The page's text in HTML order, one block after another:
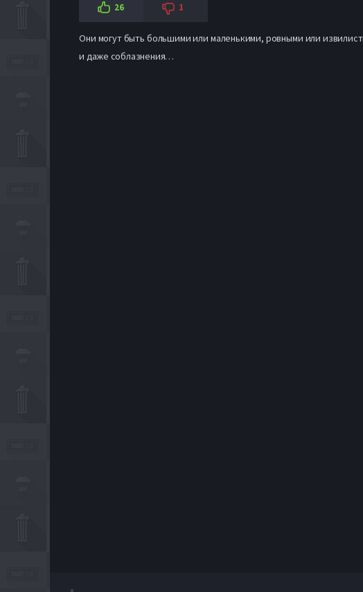
26 1
Они могут быть большими или маленькими, ровными или
и даже соблазнения…